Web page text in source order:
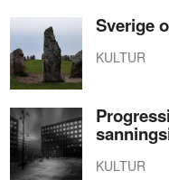
Sverige
KULTUR
KULTUR